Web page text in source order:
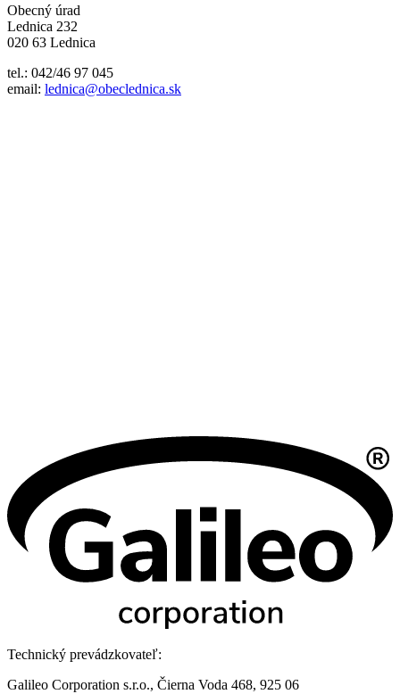
Obecný úrad
Lednica 232
020 63 Lednica
tel.: 042/46 97 045
email: lednica@obeclednica.sk
Technický prevádzkovateľ:
Galileo Corporation s.r.o., Čierna Voda 468, 925 06